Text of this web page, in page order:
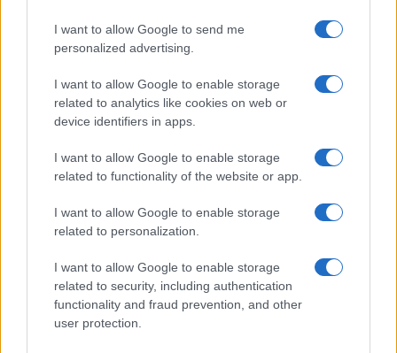
I want to allow Google to send me
personalized advertising.
I want to allow Google to enable storage
related to analytics like cookies on web or
device identifiers in apps.
I want to allow Google to enable storage
related to functionality of the website or app.
I want to allow Google to enable storage
related to personalization.
I want to allow Google to enable storage
related to security, including authentication
functionality and fraud prevention, and other
user protection.
Cómo la dieta mediterránea mejora el
bienestar cognitivo
La dieta mediterránea no solo es beneficiosa para…